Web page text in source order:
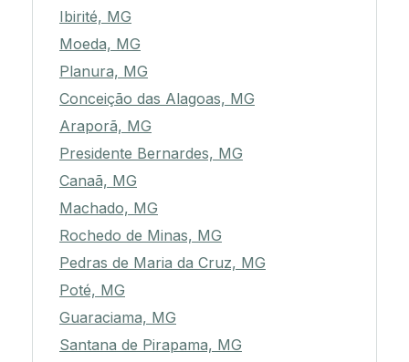
Ibirité, MG
Moeda, MG
Planura, MG
Conceição das Alagoas, MG
Araporã, MG
Presidente Bernardes, MG
Canaã, MG
Machado, MG
Rochedo de Minas, MG
Pedras de Maria da Cruz, MG
Poté, MG
Guaraciama, MG
Santana de Pirapama, MG